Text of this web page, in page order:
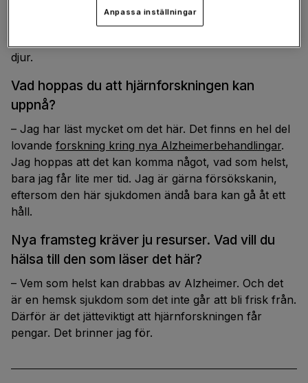
runtomkring oss. Det som gnager i mig är frågan hur
länge jag får vara klar i skallen. Det är fruktansvärt att
djur.
Vad hoppas du att hjärnforskningen kan
uppnå?
– Jag har läst mycket om det här. Det finns en hel del
lovande forskning kring nya Alzheimerbehandlingar.
Jag hoppas att det kan komma något, vad som helst,
bara jag får lite mer tid. Jag är gärna försökskanin,
eftersom den här sjukdomen ändå bara kan gå åt ett
håll.
Nya framsteg kräver ju resurser. Vad vill du
hälsa till den som läser det här?
– Vem som helst kan drabbas av Alzheimer. Och det
är en hemsk sjukdom som det inte går att bli frisk från.
Därför är det jätteviktigt att hjärnforskningen får
pengar. Det brinner jag för.
Anpassa inställningar